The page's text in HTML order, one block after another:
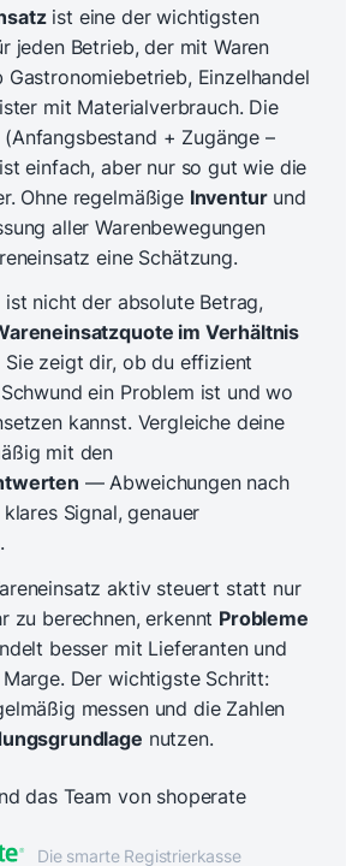
ist eine der wichtigsten
jeden Betrieb, der mit Waren
Einzelhandel
mit Materialverbrauch. Die
(Anfangsbestand + Zugänge –
einfach, aber nur so gut wie die
Ohne regelmäßige Inventurund
aller Warenbewegungen
eine Schätzung.
ist nicht der absolute Betrag,
im Verhältnis
Sie zeigt dir, ob du effizient
ein Problem ist und wo
kannst. Vergleiche deine
mit den
— Abweichungen nach
Signal, genauer
aktiv steuert statt nur
zu berechnen, erkennt Probleme
besser mit Lieferanten und
Der wichtigste Schritt:
messen und die Zahlen
nutzen.
das Team von shoperate
Die smarte Registrierkasse